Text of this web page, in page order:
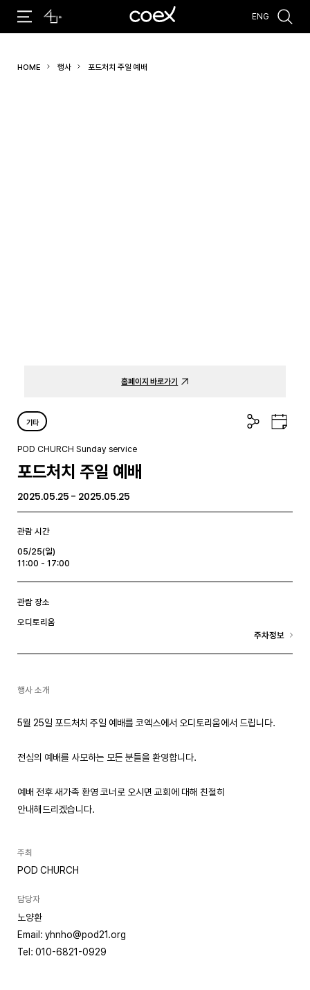
#코엑스 전시 #행사 #주차안내
ENG
HOME 행사 포드처치 주일 예배
홈페이지 바로가기
기타
공
유
구
글
POD CHURCH Sunday service
포드처치 주일 예배
2025.05.25 - 2025.05.25
관람 시간
05/25(일)
11:00 - 17:00
관람 장소
오디토리움
주차정보
행사 소개
5월 25일 포드처치 주일 예배를 코엑스에서 오디토리움에서 드립니다.
전심의 예배를 사모하는 모든 분들을 환영합니다.
예배 전후 새가족 환영 코너로 오시면 교회에 대해 친절히
안내해드리겠습니다.
주최
POD CHURCH
담당자
노양환
Email: yhnho@pod21.org
Tel: 010-6821-0929